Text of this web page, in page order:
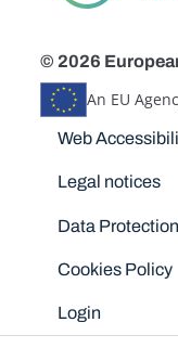
© 2026
An EU
Disclaimers
Web
Legal notices
Data Protection
Cookies Policy
Login